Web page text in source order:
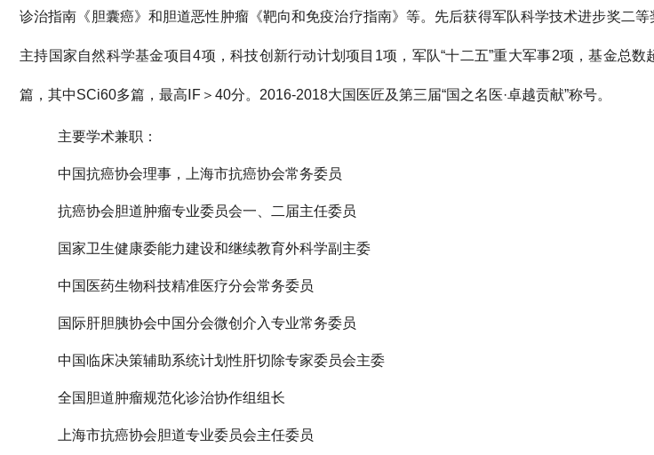
诊治指南《胆囊癌》和胆道恶性肿瘤《靶向和免疫治疗指南》等。先后获得军队科学技术进步奖二等
主持国家自然科学基金项目4项，科技创新行动计划项目 1项，军队“十二五”重大军事2项，基金总数
篇，其中SCi60多篇，最高 ⅠF ＞ 40分。 2016-2018大国医匠及第三届“国之名医·卓越贡献”称号。
主要学术兼职 ：
中国抗癌协会理事，上海市抗癌协会常务委员
抗癌协会胆道肿瘤专业委员会一、二届主任委员
国家卫生健康委能力建设和继续教育外科学副主委
中国医药生物科技精准医疗分会常务委员
国际肝胆胰协会中国分会微创介入专业常务委员
中国临床决策辅助系统计划性肝切除专家委员会主委
全国胆道肿瘤规范化诊治协作组组长
上海市抗癌协会胆道专业委员会主任委员